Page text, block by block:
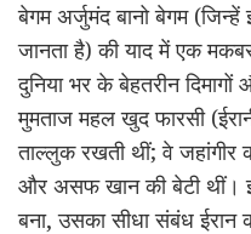
बेगम अर्जुमंद बानो बेगम
जानता है) की याद में एक
दुनिया भर के बेहतरीन
मुमताज महल खुद फारसी
ताल्लुक रखती थीं; वे जहांगीर
और असफ खान की बेटी थीं।
बना, उसका सीधा संबंध ईरान